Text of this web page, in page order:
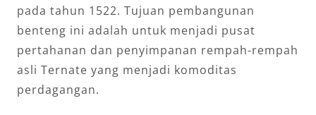
pada tahun 1522. Tujuan pembangunan
benteng ini adalah untuk menjadi pusat
pertahanan dan penyimpanan rempah-rempah
asli Ternate yang menjadi komoditas
perdagangan.